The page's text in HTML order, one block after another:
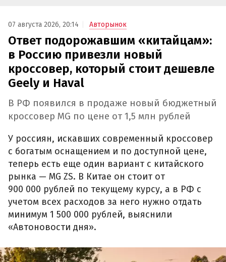
07 августа 2026, 20:14 Авторынок
Ответ подорожавшим «китайцам»:
в Россию привезли новый
кроссовер, который стоит дешевле
Geely и Haval
В РФ появился в продаже новый бюджетный
кроссовер MG по цене от 1,5 млн рублей
У россиян, искавших современный кроссовер
с богатым оснащением и по доступной цене,
теперь есть еще один вариант с китайского
рынка — MG ZS. В Китае он стоит от
900 000 рублей по текущему курсу, а в РФ с
учетом всех расходов за него нужно отдать
минимум 1 500 000 рублей, выяснили
«Автоновости дня».